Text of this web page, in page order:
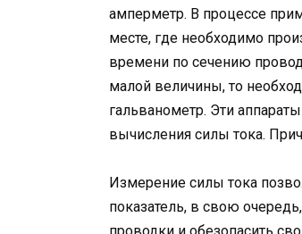
амперметр. В процессе
месте, где необходимо
времени по сечению
малой величины, то
гальванометр. Эти
вычисления силы тока.
Измерение силы тока
показатель, в свою